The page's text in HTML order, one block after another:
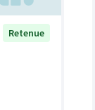
Retenue